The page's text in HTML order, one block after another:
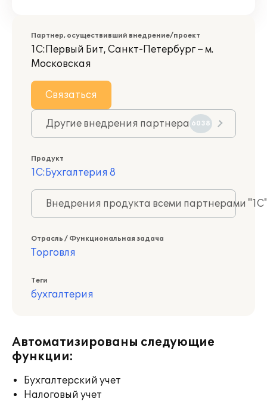
Партнер, осуществивший внедрение/проект
1С:Первый Бит, Санкт-Петербург – м.
Московская
Связаться
Другие внедрения партнера 6038
Продукт
1С:Бухгалтерия 8
Внедрения продукта всеми партнерами
Отрасль / Функциональная задача
Торговля
Теги
бухгалтерия
Автоматизированы следующие
функции:
Бухгалтерский учет
Налоговый учет